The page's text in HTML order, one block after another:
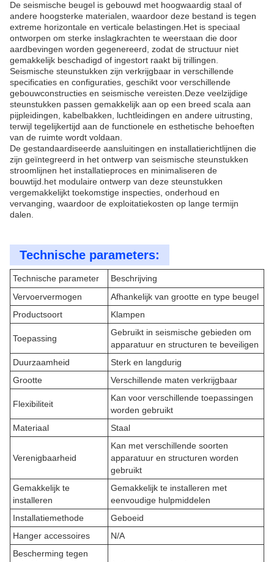
De seismische beugel is gebouwd met hoogwaardig staal of
andere hoogsterke materialen, waardoor deze bestand is tegen
extreme horizontale en verticale belastingen.Het is speciaal
ontworpen om sterke inslagkrachten te weerstaan die door
aardbevingen worden gegenereerd, zodat de structuur niet
gemakkelijk beschadigd of ingestort raakt bij trillingen.
Seismische steunstukken zijn verkrijgbaar in verschillende
specificaties en configuraties, geschikt voor verschillende
gebouwconstructies en seismische vereisten.Deze veelzijdige
steunstukken passen gemakkelijk aan op een breed scala aan
pijpleidingen, kabelbakken, luchtleidingen en andere uitrusting,
terwijl tegelijkertijd aan de functionele en esthetische behoeften
van de ruimte wordt voldaan.
De gestandaardiseerde aansluitingen en installatierichtlijnen die
zijn geïntegreerd in het ontwerp van seismische steunstukken
stroomlijnen het installatieproces en minimaliseren de
bouwtijd.het modulaire ontwerp van deze steunstukken
vergemakkelijkt toekomstige inspecties, onderhoud en
vervanging, waardoor de exploitatiekosten op lange termijn
dalen.
Technische parameters:
Technische parameter
Beschrijving
Vervoervermogen
Afhankelijk van grootte en type beugel
Productsoort
Klampen
Toepassing
Gebruikt in seismische gebieden om
apparatuur en structuren te beveiligen
Duurzaamheid
Sterk en langdurig
Grootte
Verschillende maten verkrijgbaar
Flexibiliteit
Kan voor verschillende toepassingen
worden gebruikt
Materiaal
Staal
Verenigbaarheid
Kan met verschillende soorten
apparatuur en structuren worden
gebruikt
Gemakkelijk te
installeren
Gemakkelijk te installeren met
eenvoudige hulpmiddelen
Installatiemethode
Geboeid
Hanger accessoires
N/A
Bescherming tegen